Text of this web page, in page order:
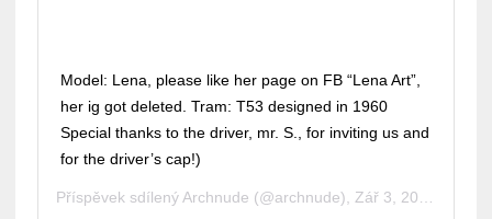
Model: Lena, please like her page on FB “Lena Art”,
her ig got deleted. Tram: T53 designed in 1960
Special thanks to the driver, mr. S., for inviting us and
for the driver’s cap!)
Příspěvek sdílený Archnude (@archnude), Zář 3, 2019 v 8:02 PDT